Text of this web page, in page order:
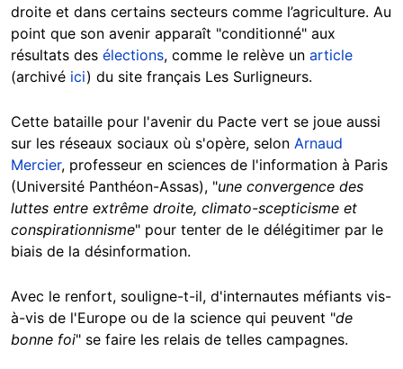
droite et dans certains secteurs comme l’agriculture. Au
point que son avenir apparaît "conditionné" aux
résultats des élections, comme le relève un article
(archivé ici) du site français Les Surligneurs.
Cette bataille pour l'avenir du Pacte vert se joue aussi
sur les réseaux sociaux où s'opère, selon Arnaud
Mercier, professeur en sciences de l'information à Paris
(Université Panthéon-Assas), "une convergence des
luttes entre extrême droite, climato-scepticisme et
conspirationnisme" pour tenter de le délégitimer par le
biais de la désinformation.
Avec le renfort, souligne-t-il, d'internautes méfiants vis-
à-vis de l'Europe ou de la science qui peuvent "de
bonne foi" se faire les relais de telles campagnes.